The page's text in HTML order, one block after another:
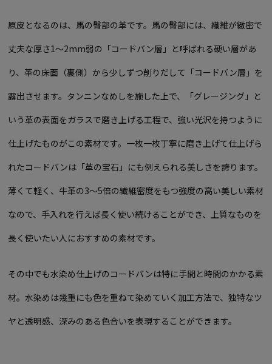
原皮となるのは、馬の臀部の革です。馬の臀部には、繊維が緻密で
丈夫な厚さ1～2mm弱の「コードバン層」と呼ばれる硬い層があ
り、革の床面（裏側）から少しずつ削りだして「コードバン層」を
露出させます。タンニンなめしを施した上で、「グレージング」と
いう革の表面をガラスで磨き上げる工程で、強い光沢を持つように
仕上げたものがこの素材です。一枚一枚丁寧に磨き上げて仕上げら
れたコードバンは「革の宝石」にも例えられる美しさを誇ります。
薄くて軽く、牛革の3～5倍の繊維密度をもつ強度の高い美しい素材
なので、手入れを行えば長く使い続けることができ、上質なものを
長く使いたい人におすすめの素材です。
その中でも水染め仕上げのコードバンは特に手間と時間のかかる素
材。水染めは幾重にも色を重ねて染めていく加工方法で、独特なツ
ヤと透明感、深みのある色合いを表現することができます。